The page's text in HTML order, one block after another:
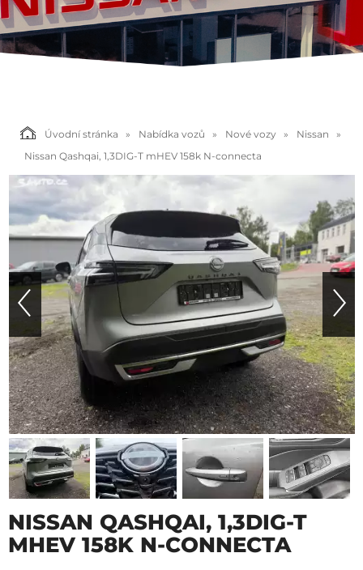
Úvodní stránka Nabídka vozů Nové vozy
Nissan
Nissan Qashqai, 1,3DIG-T mHEV 158k N-connecta
NISSAN QASHQAI, 1,3DIG-T
MHEV 158K N-CONNECTA